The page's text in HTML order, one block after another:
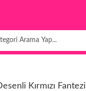
Kırmızı Fantezi